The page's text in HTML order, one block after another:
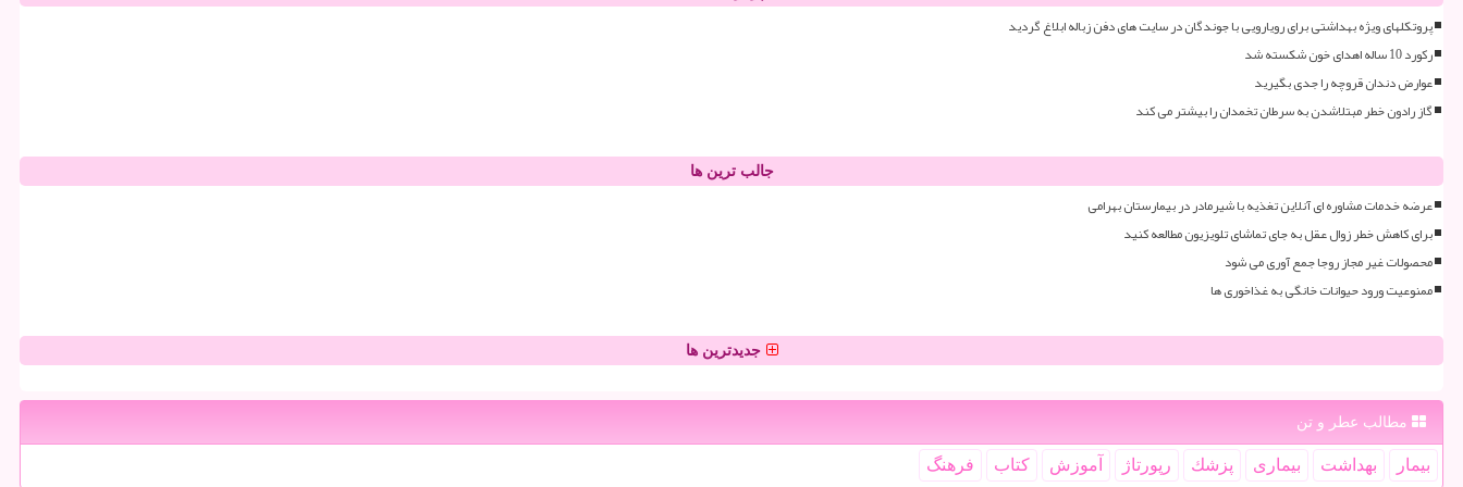
پروتکلهای ویژه بهداشتی برای رویارویی با جوندگان در سایت های دفن زباله ابلاغ گردید
رکورد 10 ساله اهدای خون شکسته شد
عوارض دندان قروچه را جدی بگیرید
گاز رادون خطر مبتلاشدن به سرطان تخمدان را بیشتر می کند
جالب ترین ها
عرضه خدمات مشاوره ای آنلاین تغذیه با شیرمادر در بیمارستان بهرامی
برای کاهش خطر زوال عقل به جای تماشای تلویزیون مطالعه کنید
محصولات غیر مجاز روجا جمع آوری می شود
ممنوعیت ورود حیوانات خانگی به غذاخوری ها
جدیدترین ها
مطالب عطر و تن
بیمار بهداشت بیماری پزشك رپورتاژ آموزش كتاب فرهنگ